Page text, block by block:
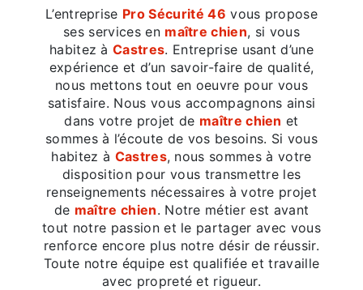
L’entreprise Pro Sécurité 46 vous propose
ses services en maître chien, si vous
habitez àCastres. Entreprise usant d’une
expérience et d’un savoir-faire de qualité,
nous mettons tout en oeuvre pour vous
satisfaire. Nous vous accompagnons ainsi
dans votre projet de maître chien et
sommes à l’écoute de vos besoins. Si vous
habitez à Castres, nous sommes à votre
disposition pour vous transmettre les
renseignements nécessaires à votre projet
de maître chien. Notre métier est avant
tout notre passion et le partager avec vous
renforce encore plus notre désir de réussir.
Toute notre équipe est qualifiée et travaille
avec propreté et rigueur.